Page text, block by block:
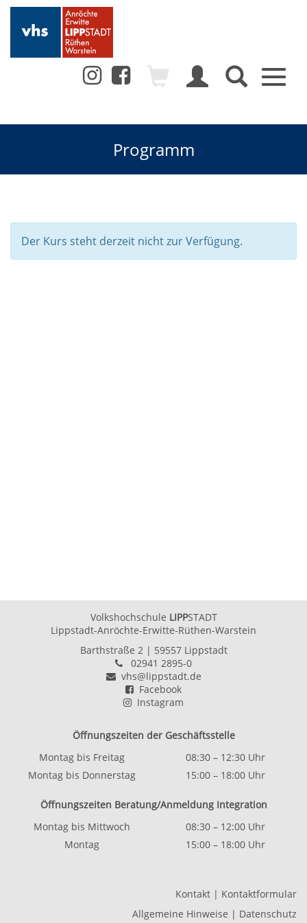
Toggle
Programm
Der Kurs steht derzeit nicht zur Verfügung.
Volkshochschule LIPPSTADT
Lippstadt-Anröchte-Erwitte-Rüthen-Warstein
Barthstraße 2| 59557 Lippstadt
02941 2895-0
vhs@lippstadt.de
Facebook
Instagram
Öffnungszeiten der Geschäftsstelle
Montag bis Freitag
08:30 – 12:30 Uhr
Montag bis Donnerstag
15:00 – 18:00 Uhr
Öffnungszeiten Beratung/Anmeldung Integration
Montag bis Mittwoch
08:30 – 12:00 Uhr
Montag
15:00 – 18:00 Uhr
Kontakt | Kontaktformular
Allgemeine Hinweise | Datenschutz